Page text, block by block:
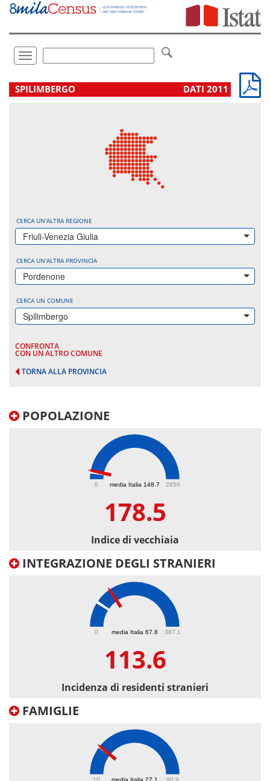
Vai
direttamente
Toggle
navigation
.
SPILIMBERGO DATI 2011
CERCA UN'ALTRA REGIONE
Friuli-Venezia Giulia
CERCA UN'ALTRA PROVINCIA
Pordenone
CERCA UN COMUNE
Spilimbergo
CONFRONTA
CON UN ALTRO COMUNE
TORNA ALLA PROVINCIA
POPOLAZIONE
media Italia 148.7
0 2850
178.5
Indice di vecchiaia
INTEGRAZIONE DEGLI STRANIERI
media Italia 67.8
0 367.1
113.6
Incidenza di residenti stranieri
FAMIGLIE
media Italia 27.1
10 90.9